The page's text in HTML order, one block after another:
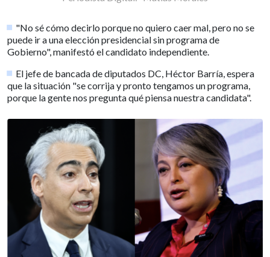
"No sé cómo decirlo porque no quiero caer mal, pero no se
puede ir a una elección presidencial sin programa de
Gobierno", manifestó el candidato independiente.
El jefe de bancada de diputados DC, Héctor Barría, espera
que la situación "se corrija y pronto tengamos un programa,
porque la gente nos pregunta qué piensa nuestra candidata".